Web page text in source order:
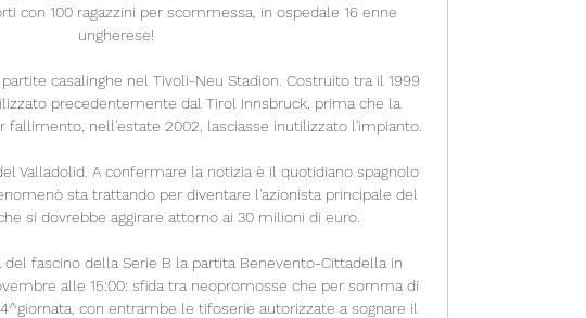
con 100 ragazzini per scommessa, in ospedale 16 enne
ungherese!
casalinghe nel Tivoli-Neu Stadion. Costruito tra il 1999
precedentemente dal Tirol Innsbruck, prima che la
fallimento, nell'estate 2002, lasciasse inutilizzato l'impianto.
Valladolid. A confermare la notizia è il quotidiano spagnolo
sta trattando per diventare l'azionista principale del
si dovrebbe aggirare attorno ai 30 milioni di euro.
del fascino della Serie B la partita Benevento-Cittadella in
alle 15:00: sfida tra neopromosse che per somma di
con entrambe le tifoserie autorizzate a sognare il